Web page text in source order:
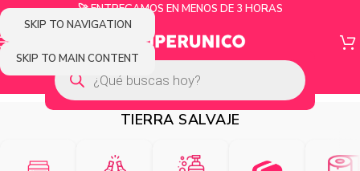
SKIP TO NAVIGATION
SKIP TO MAIN CONTENT
🚀 ENTREGAMOS EN MENOS DE 3 HORAS
TIERRA SALVAJE